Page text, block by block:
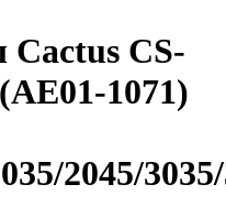
CS-
1071)
2045/